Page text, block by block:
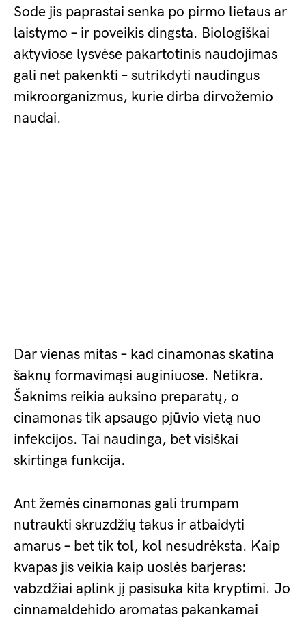
Sode jis paprastai senka po pirmo lietaus ar
laistymo – ir poveikis dingsta. Biologiškai
aktyviose lysvėse pakartotinis naudojimas
gali net pakenkti – sutrikdyti naudingus
mikroorganizmus, kurie dirba dirvožemio
naudai.
Dar vienas mitas – kad cinamonas skatina
šaknų formavimąsi auginiuose. Netikra.
Šaknims reikia auksino preparatų, o
cinamonas tik apsaugo pjūvio vietą nuo
infekcijos. Tai naudinga, bet visiškai
skirtinga funkcija.
Ant žemės cinamonas gali trumpam
nutraukti skruzdžių takus ir atbaidyti
amarus – bet tik tol, kol nesudrėksta. Kaip
kvapas jis veikia kaip uoslės barjeras:
vabzdžiai aplink jį pasisuka kita kryptimi. Jo
cinnamaldehido aromatas pakankamai